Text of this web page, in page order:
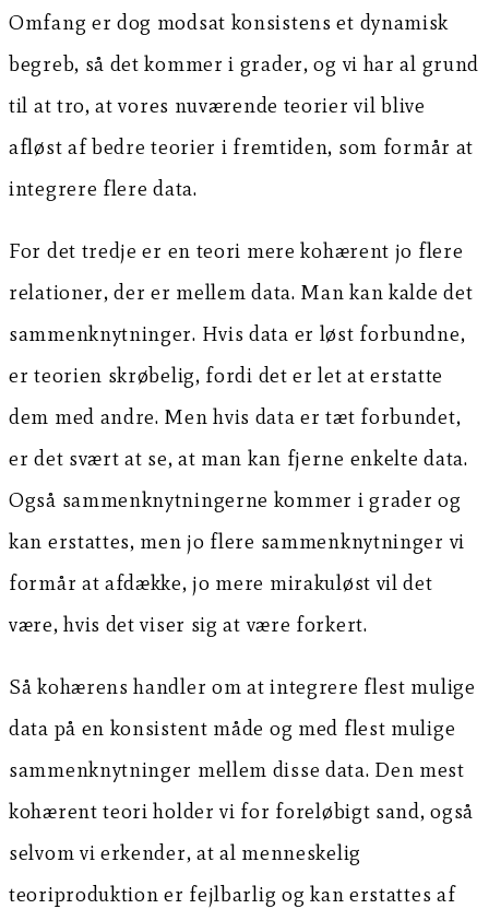
Omfang er dog modsat konsistens et dynamisk
begreb, så det kommer i grader, og vi har al grund
til at tro, at vores nuværende teorier vil blive
afløst af bedre teorier i fremtiden, som formår at
integrere flere data.
For det tredje er en teori mere kohærent jo flere
relationer, der er mellem data. Man kan kalde det
sammenknytninger. Hvis data er løst forbundne,
er teorien skrøbelig, fordi det er let at erstatte
dem med andre. Men hvis data er tæt forbundet,
er det svært at se, at man kan fjerne enkelte data.
Også sammenknytningerne kommer i grader og
kan erstattes, men jo flere sammenknytninger vi
formår at afdække, jo mere mirakuløst vil det
være, hvis det viser sig at være forkert.
Så kohærens handler om at integrere flest mulige
data på en konsistent måde og med flest mulige
sammenknytninger mellem disse data. Den mest
kohærent teori holder vi for foreløbigt sand, også
selvom vi erkender, at al menneskelig
teoriproduktion er fejlbarlig og kan erstattes af